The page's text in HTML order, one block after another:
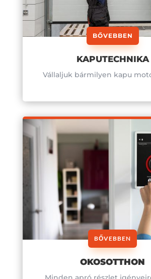
BŐVEBBEN
KAPUTECHNIKA
Vállaljuk bármilyen kapu
BŐVEBBEN
OKOSOTTHON